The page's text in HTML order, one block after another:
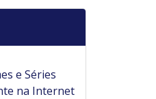
e Séries
na Internet